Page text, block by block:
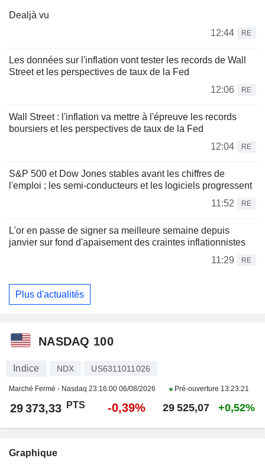
Dealjà vu
12:44
RE
Les données sur l'inflation vont tester les records de Wall
Street et les perspectives de taux de la Fed
12:06
RE
Wall Street : l'inflation va mettre à l'épreuve les records
boursiers et les perspectives de taux de la Fed
12:04
RE
S&P 500 et Dow Jones stables avant les chiffres de
l'emploi ; les semi-conducteurs et les logiciels progressent
11:52
RE
L'or en passe de signer sa meilleure semaine depuis
janvier sur fond d'apaisement des craintes inflationnistes
11:29
RE
Plus d'actualités
NASDAQ 100
Indice NDX US6311011026
Marché Fermé - Nasdaq 23:16:00 06/08/2026 Pré-ouverture 13:23:21
29 373,33 PTS -0,39% 29 525,07 +0,52%
Graphique